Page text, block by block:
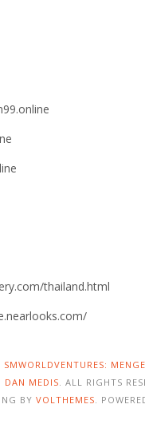
thailand.html
SMWORLDVENTURES:
DAN MEDIS . ALL RIGHTS
BY VOLTHEMES .